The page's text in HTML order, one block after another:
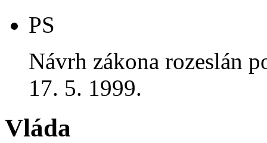
PS
Návrh zákona rozeslán
17. 5. 1999.
Vláda